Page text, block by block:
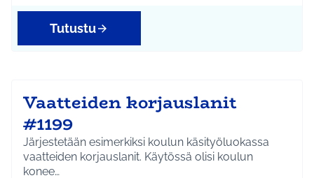
Tutustu
Vaatteiden korjauslanit
#1199
Järjestetään esimerkiksi koulun käsityöluokassa
vaatteiden korjauslanit. Käytössä olisi koulun
konee…